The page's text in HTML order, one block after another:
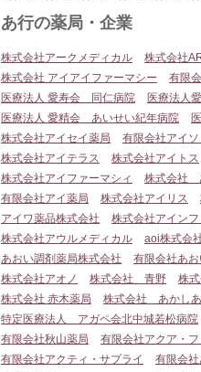
あ行の薬局・企業
株式会社アークメディカル 株式会社
株式会社 アイアイファーマシー
有限
医療法人 愛寿会 同仁病院
医療法人
医療法人 愛精会 あいせい紀年病院
株式会社アイセイ薬局
有限会社アイ
株式会社アイテラス
株式会社アイトス
株式会社アイファーマシィ
株式会社
有限会社アイ薬局
株式会社アイリス
アイワ薬品株式会社
株式会社アイン
株式会社アウルメディカル
aoi株式会
あおい調剤薬局株式会社
有限会社あ
株式会社アオノ
株式会社 青野 株
株式会社 赤木薬局
株式会社 あかしあ
特定医療法人 アガペ会北中城若松病院
有限会社秋山薬局
有限会社アクア・
有限会社アクティ・サプライ
有限会